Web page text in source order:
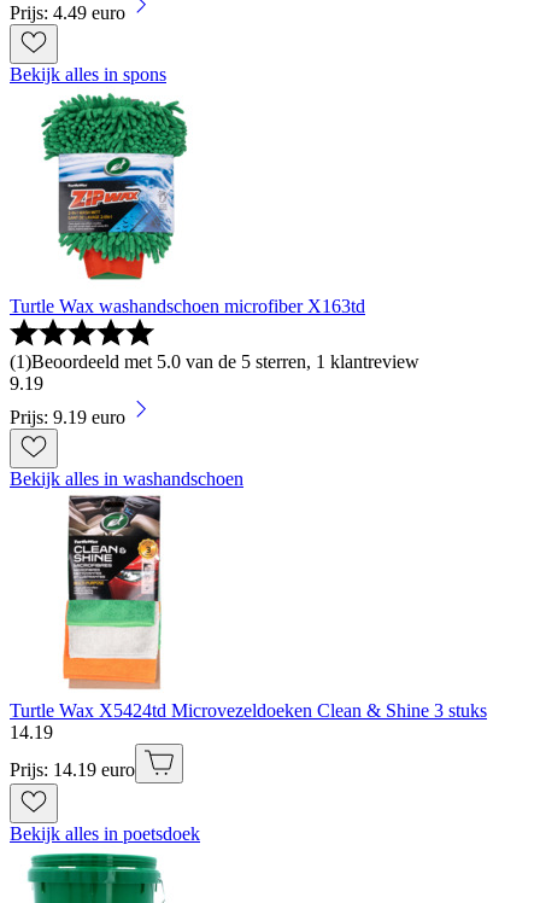
Prijs: 4.49 euro
Bekijk alles in spons
Turtle Wax washandschoen microfiber X163td
(1)Beoordeeld met 5.0 van de 5 sterren, 1 klantreview
9.19
Prijs: 9.19 euro
Bekijk alles in washandschoen
Turtle Wax X5424td Microvezeldoeken Clean & Shine 3 stuks
14.19
Prijs: 14.19 euro
Bekijk alles in poetsdoek